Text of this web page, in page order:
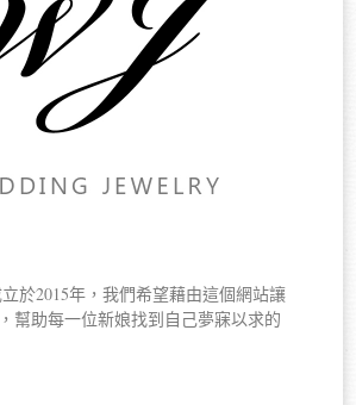
於2015年，我們希望藉由這個網站讓
幫助每一位新娘找到自己夢寐以求的